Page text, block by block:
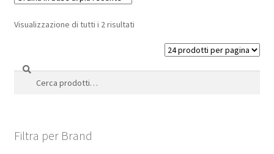
Visualizzazione di tutti i 2 risultati
Cerca:
Cerca
Filtra per Brand